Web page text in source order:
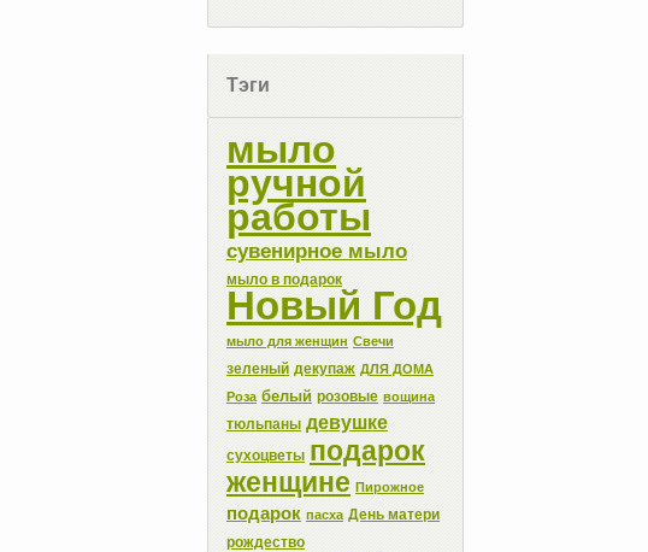
Тэги
мыло
ручной
работы
сувенирное мыло
мыло в подарок
Новый Год
мыло для женщин Свечи
зеленый декупаж ДЛЯ ДОМА
Роза белый розовые вощина
тюльпаны девушке
сухоцветы подарок
женщине Пирожное
подарок пасха День матери
рождество